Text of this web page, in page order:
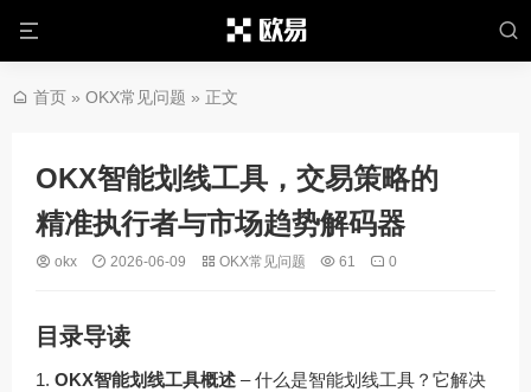
首页 » OKX常见问题 » 正文
OKX智能划线工具，交易策略的
精准执行者与市场趋势解码器
okx 2026-06-09 OKX常见问题 61 0
目录导读
OKX智能划线工具概述 – 什么是智能划线工具？它解决